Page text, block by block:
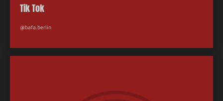
Tik Tok
@bafa.berlin